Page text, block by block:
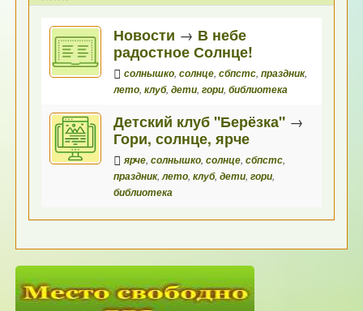
Новости → В небе
радостное Солнце!
солнышко,солнце,сбпстс,праздник,
лето,клуб,дети,гори,библиотека
Детский клуб "Берёзка" →
Гори, солнце, ярче
ярче,солнышко,солнце,сбпстс,
праздник,лето,клуб,дети,гори,
библиотека